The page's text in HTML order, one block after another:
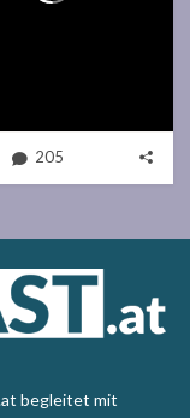
205
begleitet mit